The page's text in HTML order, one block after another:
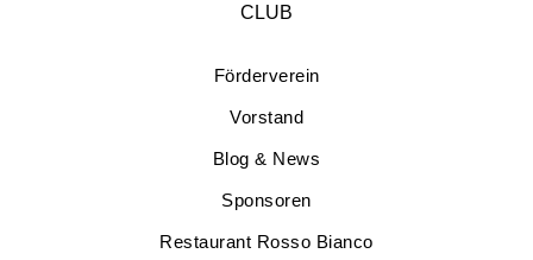
CLUB
Förderverein
Vorstand
Blog & News
Sponsoren
Restaurant Rosso Bianco